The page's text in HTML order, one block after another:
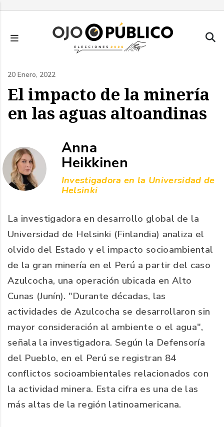
principal
20 Enero, 2022
El impacto de la minería
en las aguas altoandinas
Anna
Heikkinen
Investigadora en la Universidad de
Helsinki
La investigadora en desarrollo global de la
Universidad de Helsinki (Finlandia) analiza el
olvido del Estado y el impacto socioambiental
de la gran minería en el Perú a partir del caso
Azulcocha, una operación ubicada en Alto
Cunas (Junín). "Durante décadas, las
actividades de Azulcocha se desarrollaron sin
mayor consideración al ambiente o el agua",
señala la investigadora. Según la Defensoría
del Pueblo, en el Perú se registran 84
conflictos socioambientales relacionados con
la actividad minera. Esta cifra es una de las
más altas de la región latinoamericana.